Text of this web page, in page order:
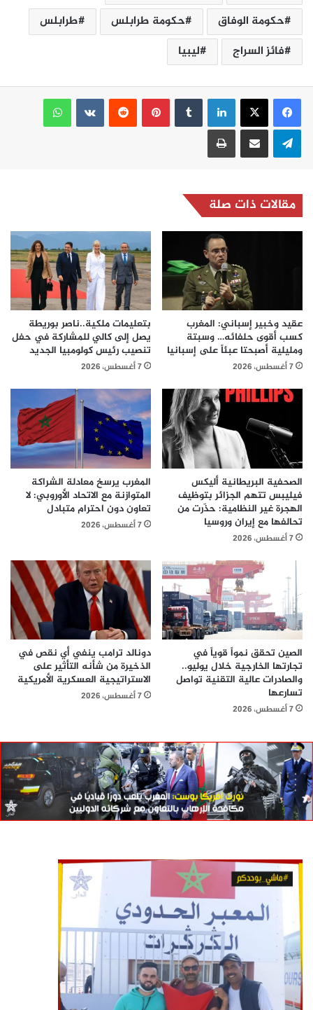
حكومة الوفاق
حكومة طرابلس
طرابلس
فائز السراج
ليبيا
لينكدإن بينتيريست
واتساب
تيلقرام مشاركة عبر البريد طباعة
مقالات ذات صلة
عقيد وخبير إسباني: المغرب
كسب أقوى حلفائه… وسبتة
ومليلية أصبحتا عبئاً على إسبانيا
7 أغسطس، 2026
بتعليمات ملكية..ناصر بوريطة
يصل إلى كالي للمشاركة في حفل
تنصيب رئيس كولومبيا الجديد
7 أغسطس، 2026
الصحفية البريطانية أليكس
فيليبس تتهم الجزائر بتوظيف
الهجرة غير النظامية: حذّرت من
تحالفها مع إيران وروسيا
7 أغسطس، 2026
المغرب يرسخ معادلة الشراكة
المتوازنة مع الاتحاد الأوروبي: لا
تعاون دون احترام متبادل
7 أغسطس، 2026
الصين تحقق نمواً قوياً في
تجارتها الخارجية خلال يوليو..
والصادرات عالية التقنية تواصل
تسارعها
7 أغسطس، 2026
دونالد ترامب ينفي أي نقص في
الذخيرة من شأنه التأثير على
الاستراتيجية العسكرية الأمريكية
7 أغسطس، 2026